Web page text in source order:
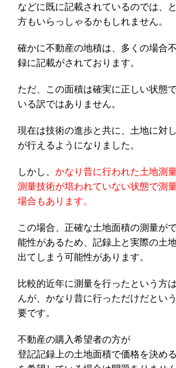
などに既に記載されているのでは、
方もいらっしゃるかもしれません。
確かに不動産の地積は、多くの場合
録に記載がされております。
ただ、この面積は確実に正しい状態
いる訳ではありません。
現在は技術の進歩と共に、土地に対
が行えるようになりました。
しかし、 かなり昔に行われた土地測
測量技術が培われていない状態で測
場合もあります。
この場合、正確な土地面積の測量が
能性があるため、記録上と実際の土
出てしまう可能性があります。
比較的近年に測量を行ったという方
んが、かなり昔に行っただけだとい
要です。
不動産の購入希望者の方が
登記記録上の土地面積で価格を決め